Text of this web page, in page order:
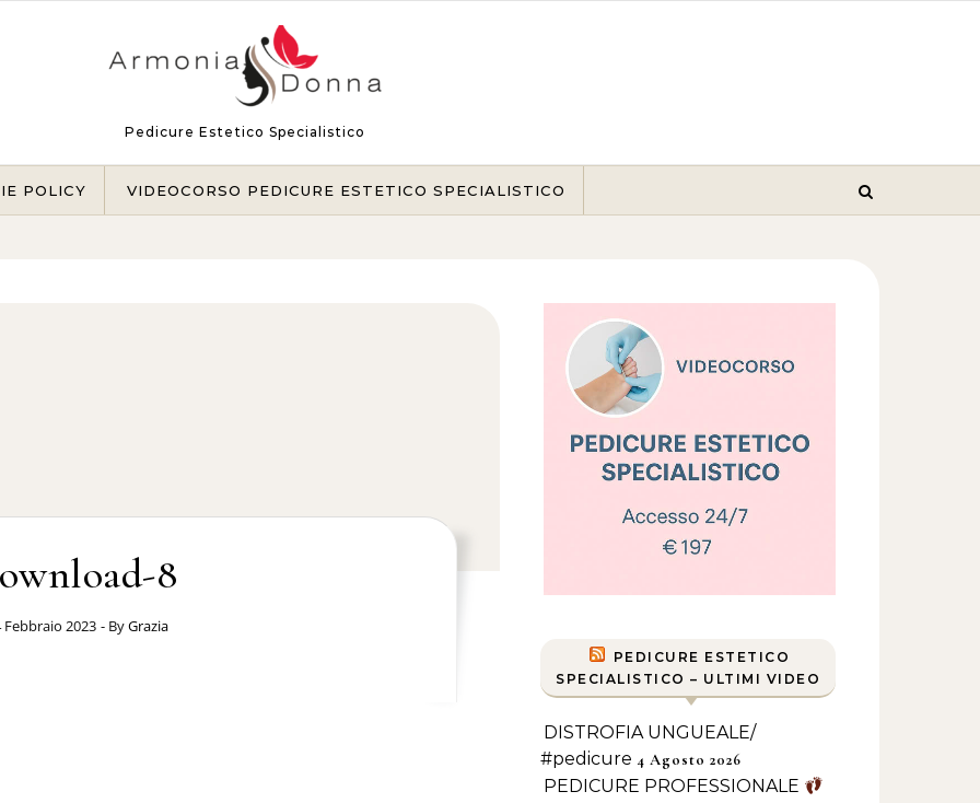
Pedicure Estetico Specialistico
POLICY VIDEOCORSO PEDICURE ESTETICO SPECIALISTICO
8
Febbraio 2023 - ByGrazia
PEDICURE ESTETICO
SPECIALISTICO – ULTIMI VIDEO
DISTROFIA UNGUEALE/
#pedicure 4 Agosto 2026
PEDICURE PROFESSIONALE